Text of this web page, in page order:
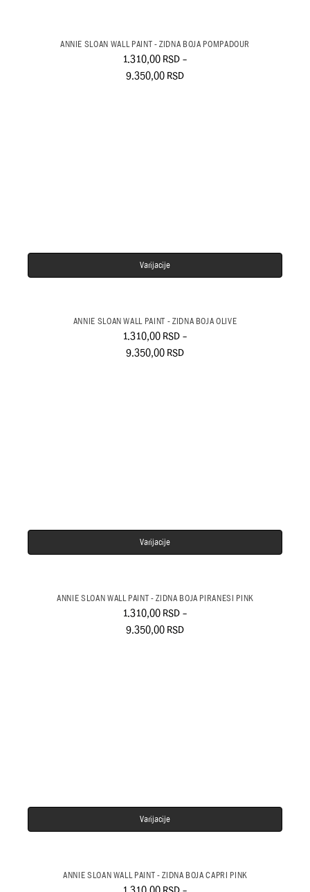
ANNIE SLOAN WALL PAINT - ZIDNA BOJA POMPADOUR
1.310,00RSD–
9.350,00RSD
Varijacije
ANNIE SLOAN WALL PAINT - ZIDNA BOJA OLIVE
1.310,00RSD–
9.350,00RSD
Varijacije
ANNIE SLOAN WALL PAINT - ZIDNA BOJA PIRANESI PINK
1.310,00RSD–
9.350,00RSD
Varijacije
ANNIE SLOAN WALL PAINT - ZIDNA BOJA CAPRI PINK